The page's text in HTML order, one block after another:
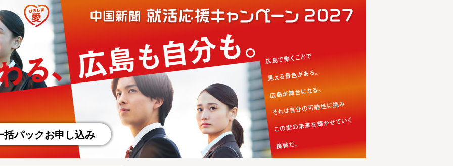
括パックお申し込み